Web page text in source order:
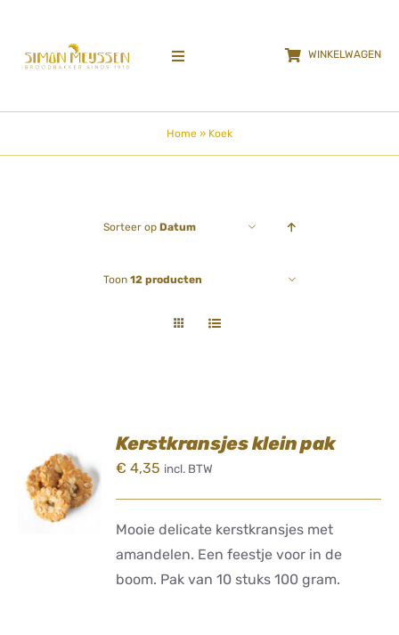
inhoud
Toggle
WINKELWAGEN
Home » Koek
Sorteer op Datum
Toon 12 producten
TOEVOEGEN
AAN
WINKELWAGEN
/
DETAILS
Kerstkransjes klein pak
€ 4,35 incl. BTW
Mooie delicate kerstkransjes met
amandelen. Een feestje voor in de
boom. Pak van 10 stuks 100 gram.